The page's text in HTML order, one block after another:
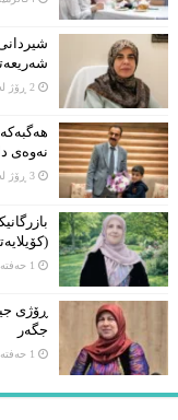
2 ڕۆژ لەمەوبەر
نەوەی
3 ڕۆژ لەمەوبەر
1 حەفتە لەمەوبەر
ڕۆژی
جگەر
1 حەفتە لەمەوبەر